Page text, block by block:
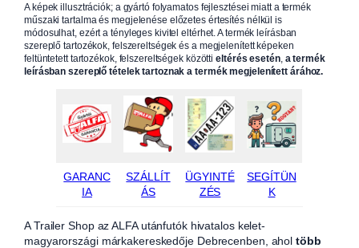
A képek illusztrációk; a gyártó folyamatos fejlesztései miatt a termék
műszaki tartalma és megjelenése előzetes értesítés nélkül is
módosulhat, ezért a tényleges kivitel eltérhet. A termék leírásban
szereplő tartozékok, felszereltségek és a megjelenített képeken
feltüntetett tartozékok, felszereltségek közöttieltérés esetén, a termék
leírásban szereplő tételek tartoznak a termék megjelenített árához.
GARANC
IA
SZÁLLÍT
ÁS
ÜGYINTÉ
ZÉS
SEGÍTÜN
K
A Trailer Shop az ALFA utánfutók hivatalos kelet-
magyarországi márkakereskedője Debrecenben, aholtöbb